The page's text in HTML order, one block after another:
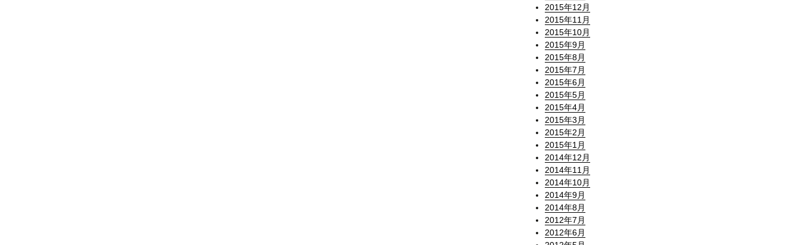
2015年12月
2015年11月
2015年10月
2015年9月
2015年8月
2015年7月
2015年6月
2015年5月
2015年4月
2015年3月
2015年2月
2015年1月
2014年12月
2014年11月
2014年10月
2014年9月
2014年8月
2012年7月
2012年6月